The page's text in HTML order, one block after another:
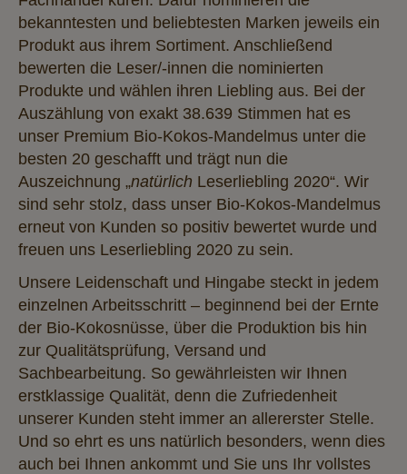
bekanntesten und beliebtesten Marken jeweils ein
Produkt aus ihrem Sortiment. Anschließend
bewerten die Leser/-innen die nominierten
Produkte und wählen ihren Liebling aus. Bei der
Auszählung von exakt 38.639 Stimmen hat es
unser Premium Bio-Kokos-Mandelmus unter die
besten 20 geschafft und trägt nun die
Auszeichnung „natürlich Leserliebling 2020“. Wir
sind sehr stolz, dass unser Bio-Kokos-Mandelmus
erneut von Kunden so positiv bewertet wurde und
freuen uns Leserliebling 2020 zu sein.
Unsere Leidenschaft und Hingabe steckt in jedem
einzelnen Arbeitsschritt – beginnend bei der Ernte
der Bio-Kokosnüsse, über die Produktion bis hin
zur Qualitätsprüfung, Versand und
Sachbearbeitung. So gewährleisten wir Ihnen
erstklassige Qualität, denn die Zufriedenheit
unserer Kunden steht immer an allererster Stelle.
Und so ehrt es uns natürlich besonders, wenn dies
auch bei Ihnen ankommt und Sie uns Ihr vollstes